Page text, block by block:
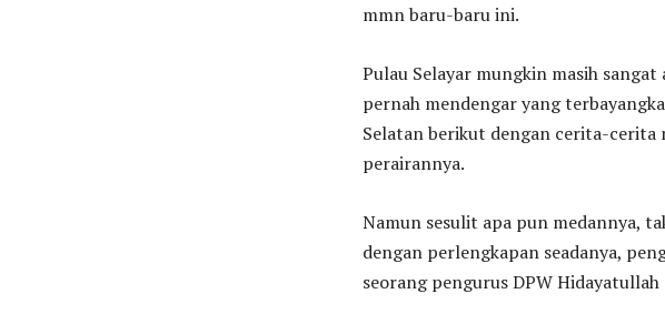
mmn baru-baru ini.
Pulau Selayar mungkin masih
pernah mendengar yang
Selatan berikut dengan cerita-cerita
perairannya.
Namun sesulit apa pun medannya,
dengan perlengkapan seadanya,
seorang pengurus DPW Hidayatullah